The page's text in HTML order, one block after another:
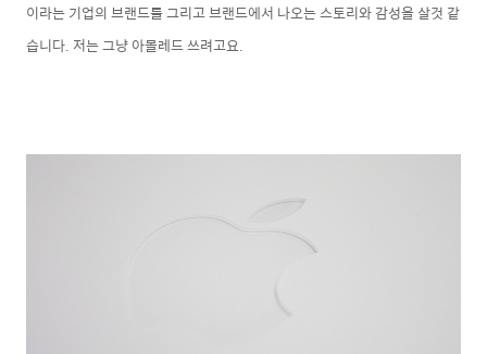
이라는 기업의 브랜드를 그리고 브랜드에서 나오는 스토리와 감성을 살것 같
습니다. 저는 그냥 아몰레드 쓰려고요.